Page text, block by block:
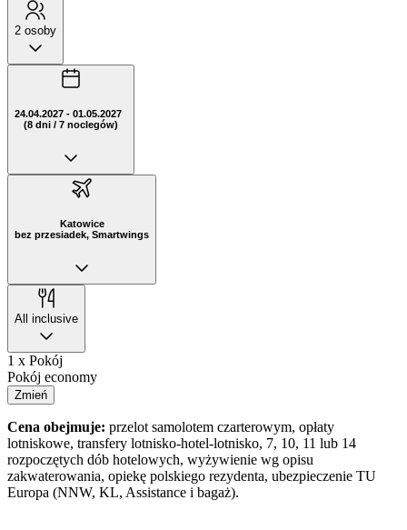
2 osoby
24.04.2027 - 01.05.2027
(8 dni / 7 noclegów)
Katowice
bez przesiadek, Smartwings
All inclusive
1 x Pokój
Pokój economy
Zmień
Cena obejmuje: przelot samolotem czarterowym, opłaty
lotniskowe, transfery lotnisko-hotel-lotnisko, 7, 10, 11 lub 14
rozpoczętych dób hotelowych, wyżywienie wg opisu
zakwaterowania, opiekę polskiego rezydenta, ubezpieczenie TU
Europa (NNW, KL, Assistance i bagaż).